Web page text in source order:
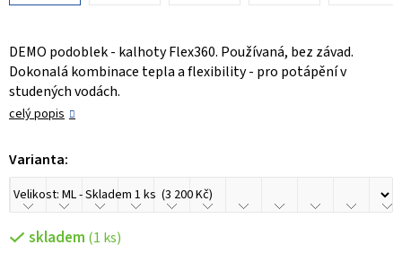
DEMO podoblek - kalhoty Flex360. Používaná, bez závad.
Dokonalá kombinace tepla a flexibility - pro potápění v
studených vodách.
celý popis
Varianta:
skladem (1 ks)